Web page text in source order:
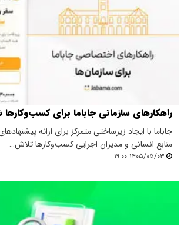
راهکارهای سازمانی جاباما برای کسب‌وکارها
جاباما با ایجاد زیرساختی متمرکز برای ارائه
منابع انسانی و مدیران اجرایی کسب‌وکارها تلاش…
۱۴۰۵/۰۵/۰۳ ۱۹:۰۰